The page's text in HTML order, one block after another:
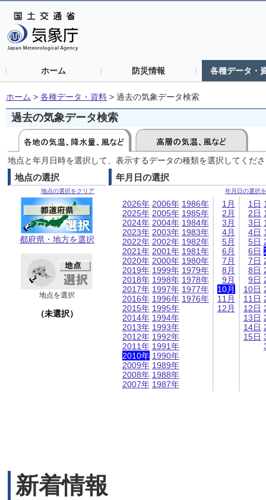
ホーム 防災情報 各種データ・
ホーム > 各種データ・資料 > 過去の気象データ検索
過去の気象データ検索
地点と年月日時を選択して、表示するデータの種類を選択してくだ
地点の選択
地点の選択をクリア
都府県・地方を選択
地点を選択
（未選択）
年月日の選択
年月日の選択
2026年
2025年
2024年
2023年
2022年
2021年
2020年
2019年
2018年
2017年
2016年
2015年
2014年
2013年
2012年
2011年
2010年
2009年
2008年
2007年
2006年
2005年
2004年
2003年
2002年
2001年
2000年
1999年
1998年
1997年
1996年
1995年
1994年
1993年
1992年
1991年
1990年
1989年
1988年
1987年
1986年
1985年
1984年
1983年
1982年
1981年
1980年
1979年
1978年
1977年
1976年
1月
2月
3月
4月
5月
6月
7月
8月
9月
10月
11月
12月
1日
2日
3日
4日
5日
6日
7日
8日
9日
10日
11日
12日
13日
14日
15日
新着情報